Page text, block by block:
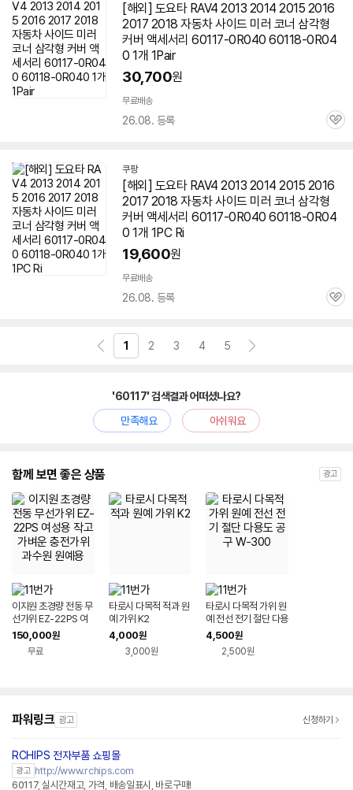
[해외] 도요타 RAV4 2013 2014 2015 2016
2017 2018 자동차 사이드 미러 코너 삼각형
커버 액세서리 60117-0R040 60118-0R04
0 1개 1Pair
30,700원
무료배송
26.08. 등록
관
쿠팡
[해외] 도요타 RAV4 2013 2014 2015 2016
2017 2018 자동차 사이드 미러 코너 삼각형
커버 액세서리 60117-0R040 60118-0R04
0 1개 1PC Ri
19,600원
무료배송
26.08. 등록
관
1 2 3 4 5
'60117' 검색결과 어떠셨나요?
만족해요
아쉬워요
함께 보면 좋은 상품 광고
이지원 초경량 전동 무
선가위 EZ-22PS 여
성용 작고 가벼운 충전
가위 과수원 원예용
150,000원
무료
타로시 다목적 적과 원
예 가위 K2
4,000원
3,000원
타로시 다목적 가위 원
예 전선 전기 절단 다용
도 공구 W-300
4,500원
2,500원
파워링크 광고 신청하기
RCHIPS 전자부품 쇼핑몰
광고 http://www.rchips.com
60117, 실시간재고, 가격, 배송일표시, 바로구매!